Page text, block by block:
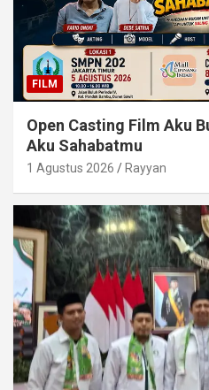
FILM
Open Casting Film Aku
Aku Sahabatmu
1 Agustus 2026 Rayyan